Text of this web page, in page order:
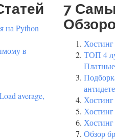
на Python
в
average,
7
ТОП 4
Хостинг
Обзор